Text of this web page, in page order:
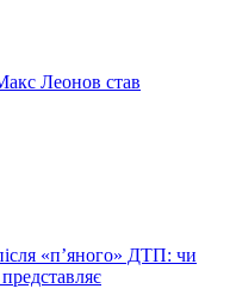
Леонов став
«п’яного» ДТП: чи